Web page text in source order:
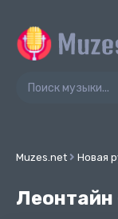
Muzes.net Новая
Леонтайн